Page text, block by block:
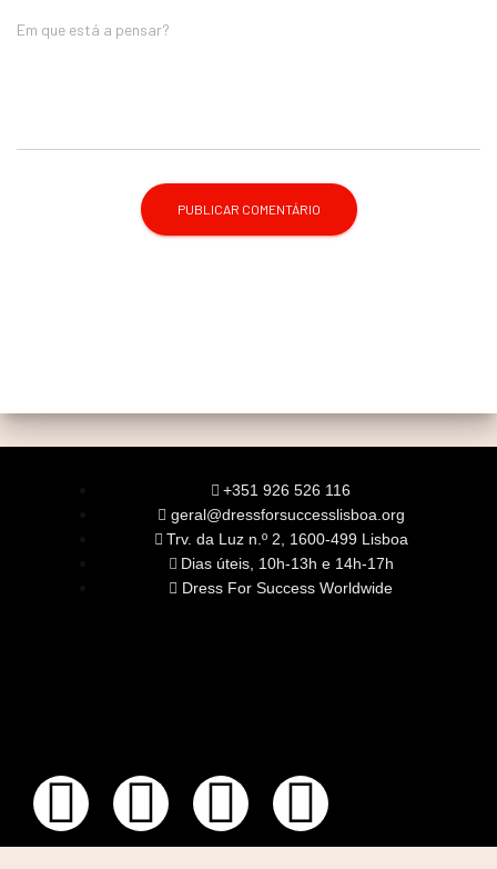
Em que está a pensar?
+351 926 526 116
geral@dressforsuccesslisboa.org
Trv. da Luz n.º 2, 1600-499 Lisboa
Dias úteis, 10h-13h e 14h-17h
Dress For Success Worldwide